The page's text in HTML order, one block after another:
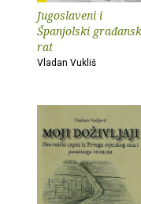
Jugoslaveni i
Španjolski
rat
Vladan Vukliš